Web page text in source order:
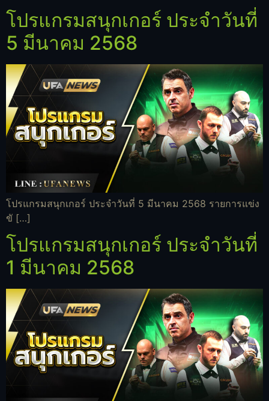
โปรแกรมสนุกเกอร์ ประจำวันที่
5 มีนาคม 2568
โปรแกรมสนุกเกอร์ ประจำวันที่ 5 มีนาคม 2568 รายการแข่ง
ขั […]
โปรแกรมสนุกเกอร์ ประจำวันที่
1 มีนาคม 2568